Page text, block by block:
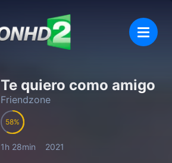
Te quiero como amigo
Friendzone
58
1h 28min 2021